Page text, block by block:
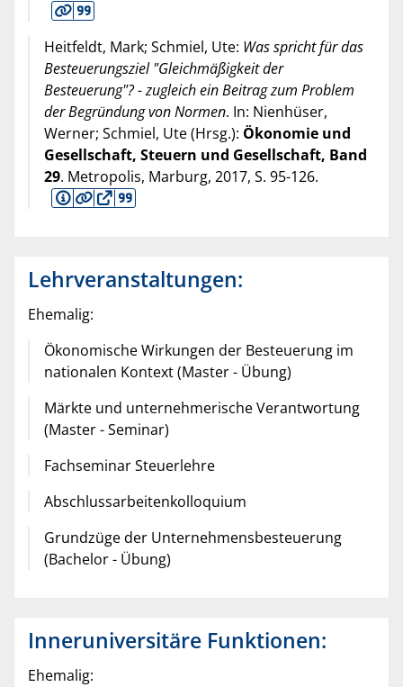
Heitfeldt, Mark; Schmiel, Ute: Was spricht für das
Besteuerungsziel "Gleichmäßigkeit der
Besteuerung"? - zugleich ein Beitrag zum Problem
der Begründung von Normen. In: Nienhüser,
Werner; Schmiel, Ute (Hrsg.): Ökonomie und
Gesellschaft, Steuern und Gesellschaft, Band
29. Metropolis, Marburg, 2017, S. 95-126.
Lehrveranstaltungen:
Ehemalig:
Ökonomische Wirkungen der Besteuerung im
nationalen Kontext (Master - Übung)
Märkte und unternehmerische Verantwortung
(Master - Seminar)
Fachseminar Steuerlehre
Abschlussarbeitenkolloquium
Grundzüge der Unternehmensbesteuerung
(Bachelor - Übung)
Inneruniversitäre Funktionen:
Ehemalig: